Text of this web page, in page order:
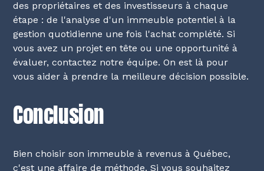
des propriétaires et des investisseurs à chaque
étape : de l'analyse d'un immeuble potentiel à la
gestion quotidienne une fois l'achat complété. Si
vous avez un projet en tête ou une opportunité à
évaluer,contactez notre équipe. On est là pour
vous aider à prendre la meilleure décision possible.
Conclusion
Bien choisir son immeuble à revenus à Québec,
c'est une affaire de méthode. Si vous souhaitez